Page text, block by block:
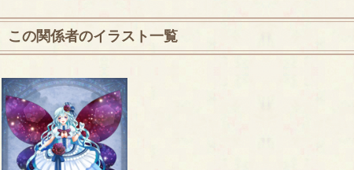
この関係者のイラスト一覧